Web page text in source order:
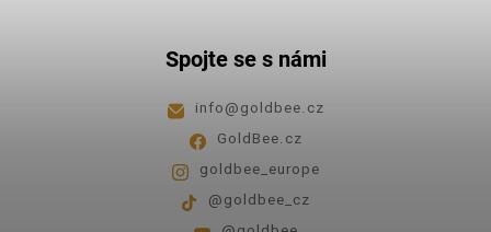
Spojte se s námi
info@goldbee.cz
GoldBee.cz
goldbee_europe
@goldbee_cz